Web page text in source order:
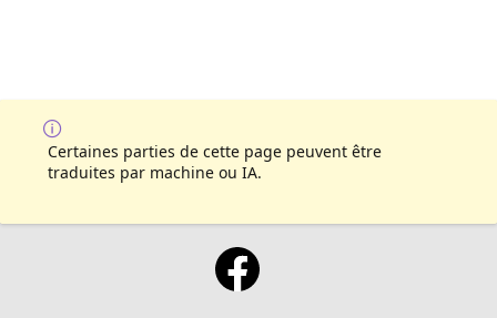
Certaines parties de cette page peuvent être
traduites par machine ou IA.